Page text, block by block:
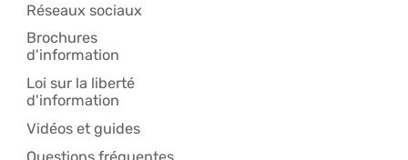
Réseaux sociaux
Brochures
d'information
Loi sur la liberté
d'information
Vidéos et guides